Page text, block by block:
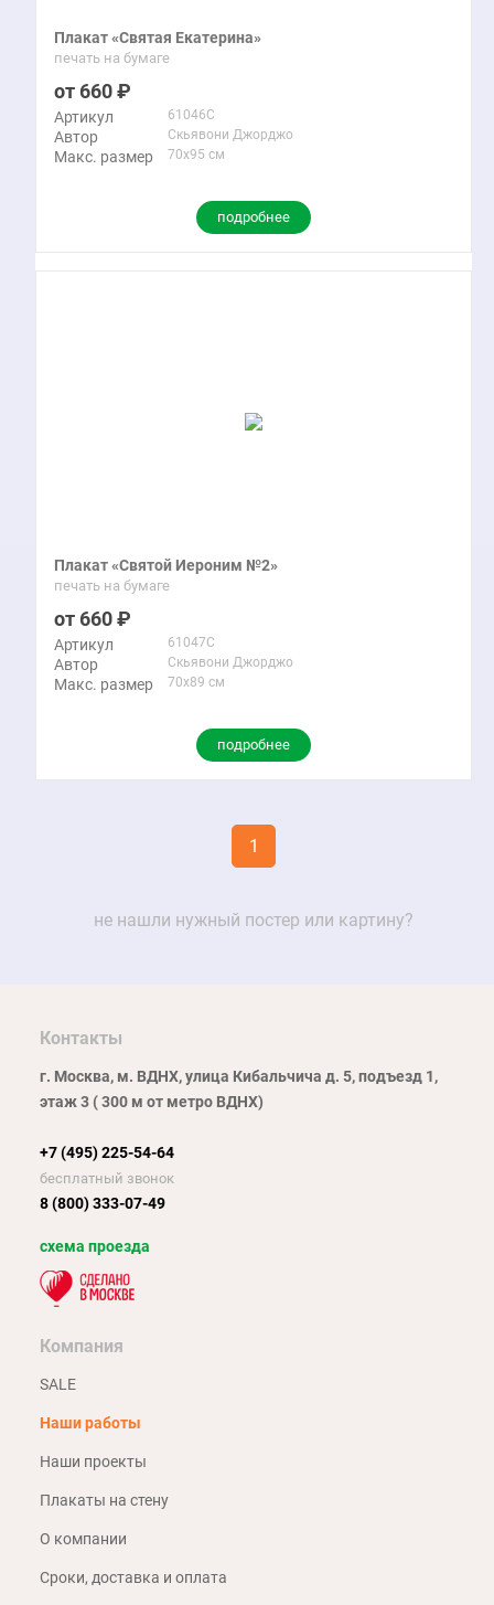
Плакат «Святая Екатерина»
печать на бумаге
660
Артикул 61046C
Автор Скьявони Джорджо
Макс. размер 70x95 см
подробнее
Плакат «Святой Иероним №2»
печать на бумаге
660
Артикул 61047C
Автор Скьявони Джорджо
Макс. размер 70x89 см
подробнее
1
не нашли нужный постер или картину?
Контакты
г. Москва, м. ВДНХ, улица Кибальчича д. 5, подъезд 1,
этаж 3 ( 300 м от метро ВДНХ)
+7 (495) 225-54-64
бесплатный звонок
8 (800) 333-07-49
схема проезда
Компания
SALE
Наши работы
Наши проекты
Плакаты на стену
О компании
Сроки, доставка и оплата